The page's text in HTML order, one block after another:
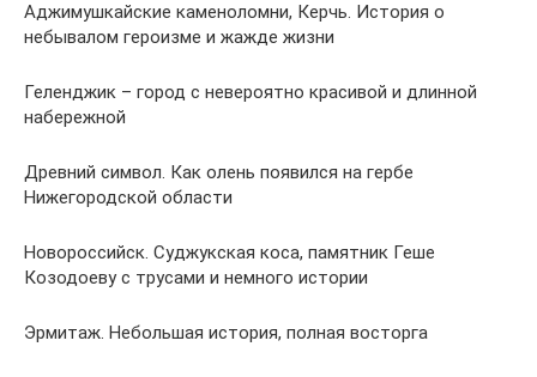
Аджимушкайские каменоломни, Керчь. История о
небывалом героизме и жажде жизни
Геленджик – город с невероятно красивой и длинной
набережной
Древний символ. Как олень появился на гербе
Нижегородской области
Новороссийск. Суджукская коса, памятник Геше
Козодоеву с трусами и немного истории
Эрмитаж. Небольшая история, полная восторга